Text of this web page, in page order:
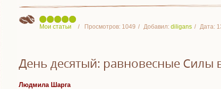
Мои статьи Просмотров: 1049 Добавил: diligans Дата:
День десятый: равновесные Силы
Людмила Шарга